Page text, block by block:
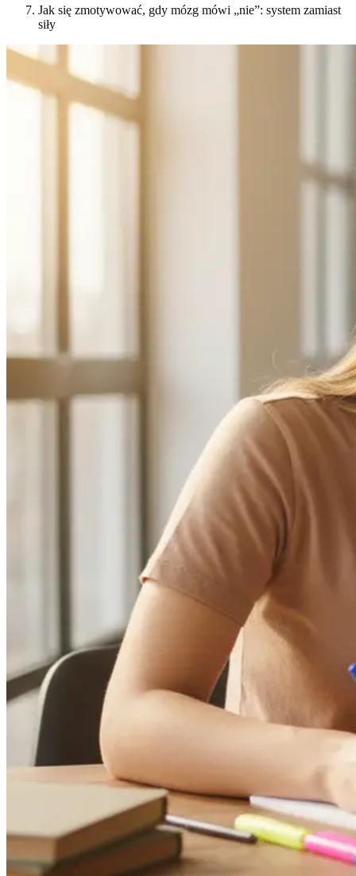
Jak się zmotywować, gdy mózg mówi „nie”: system zamiast
siły